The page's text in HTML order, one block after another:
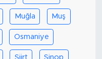
Muğla Muş
Osmaniye
Siirt Sinop